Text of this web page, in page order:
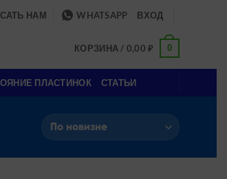
НАМ WHATSAPP ВХОД
КОРЗИНА / 0,00₽ 0
ПЛАСТИНОК СТАТЬИ